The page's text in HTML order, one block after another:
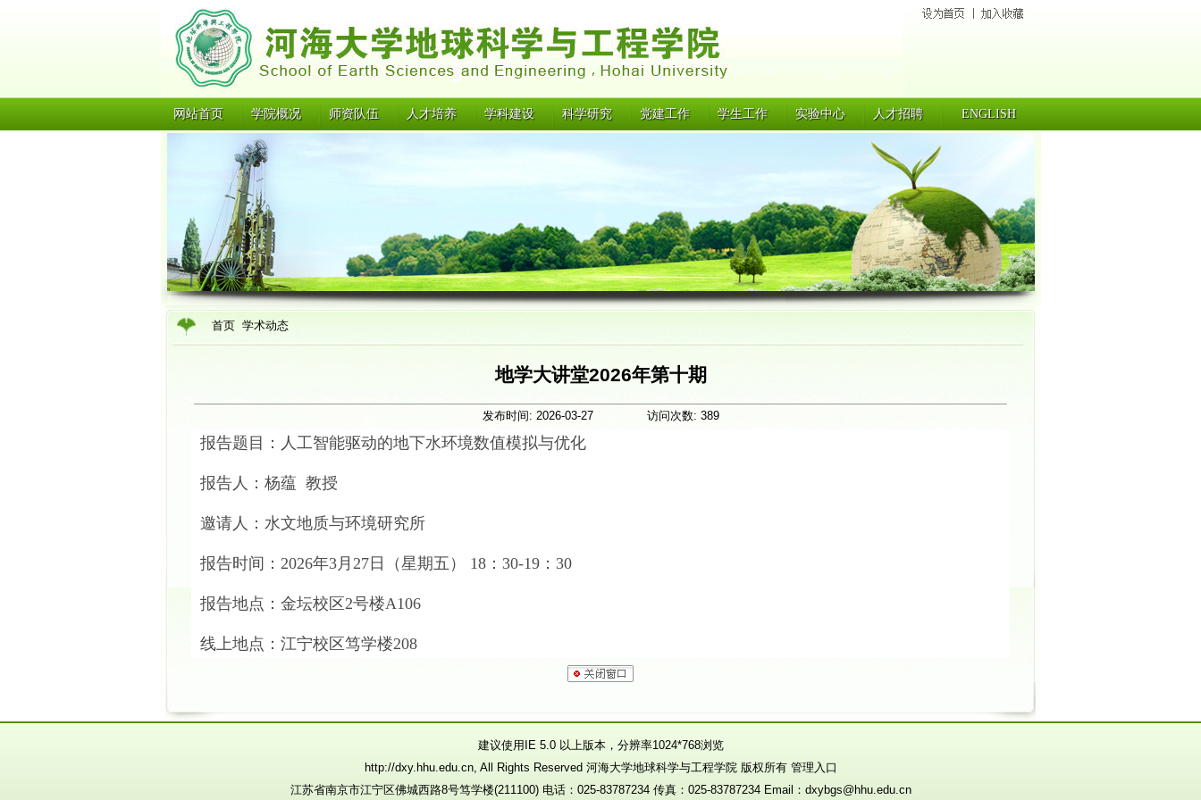
网站首页 学院概况 师资队伍 人才培养 学科建设 科学研究 党建工作 学生工作 实验中心 人才招聘 ENGLISH
首页 学术动态
地学大讲堂2026年第十期
发布时间: 2026-03-27 访问次数: 389
报告题目： 人工智能驱动的地下水环境数值模拟与优化
报告人：杨蕴 教授
邀请人：水文地质与环境研究所
报告时间：2026年3月27日（星期五） 18：30-19：30
报告地点：金坛校区2号楼A106
线上地点：江宁校区笃学楼208
建议使用IE 5.0 以上版本，分辨率1024*768浏览
http://dxy.hhu.edu.cn, All Rights Reserved 河海大学地球科学与工程学院 版权所有 管理入口
江苏省南京市江宁区佛城西路8号笃学楼(211100) 电话：025-83787234 传真：025-83787234 Email：dxybgs@hhu.edu.cn